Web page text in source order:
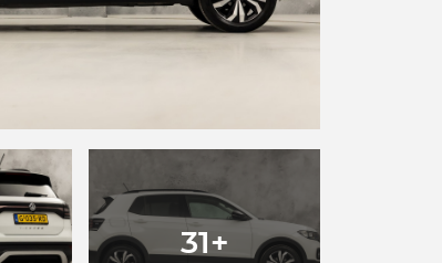
31+